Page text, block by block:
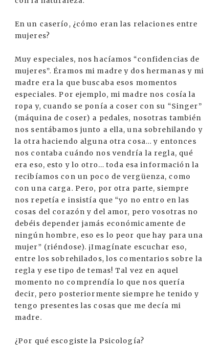
En un caserío, ¿cómo eran las relaciones entre
mujeres?
Muy especiales, nos hacíamos “confidencias de
mujeres”. Éramos mi madre y dos hermanas y mi
madre era la que buscaba esos momentos
especiales. Por ejemplo, mi madre nos cosía la
ropa y, cuando se ponía a coser con su “Singer”
(máquina de coser) a pedales, nosotras también
nos sentábamos junto a ella, una sobrehilando y
la otra haciendo alguna otra cosa... y entonces
nos contaba cuándo nos vendría la regla, qué
era eso, esto y lo otro... toda esa información la
recibíamos con un poco de vergüenza, como
con una carga. Pero, por otra parte, siempre
nos repetía e insistía que “yo no entro en las
cosas del corazón y del amor, pero vosotras no
debéis depender jamás económicamente de
ningún hombre, eso es lo peor que hay para una
mujer” (riéndose). ¡Imagínate escuchar eso,
entre los sobrehilados, los comentarios sobre la
regla y ese tipo de temas! Tal vez en aquel
momento no comprendía lo que nos quería
decir, pero posteriormente siempre he tenido y
tengo presentes las cosas que me decía mi
madre.
¿Por qué escogiste la Psicología?